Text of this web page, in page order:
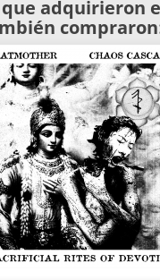
adquirieron